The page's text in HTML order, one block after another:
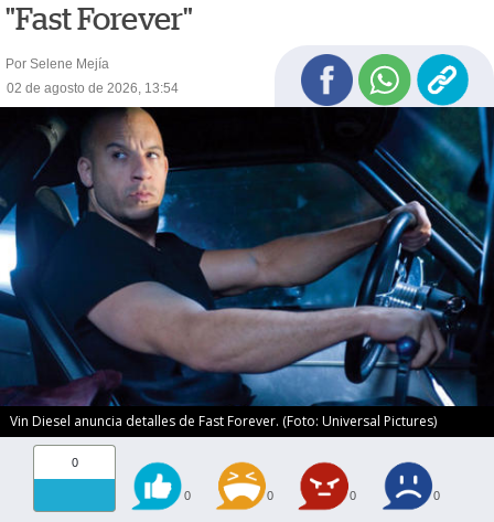
"Fast Forever"
Por Selene Mejía
02 de agosto de 2026, 13:54
Vin Diesel anuncia detalles de Fast Forever. (Foto: Universal Pictures)
0
0 0 0 0